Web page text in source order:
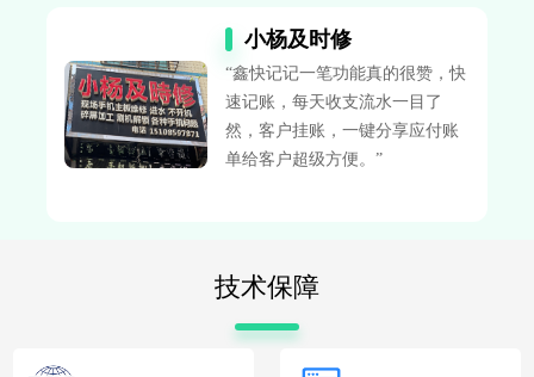
小杨及时修
“鑫快记记一笔功能真的很赞，快
速记账，每天收支流水一目了
然，客户挂账，一键分享应付账
单给客户超级方便。”
技术保障